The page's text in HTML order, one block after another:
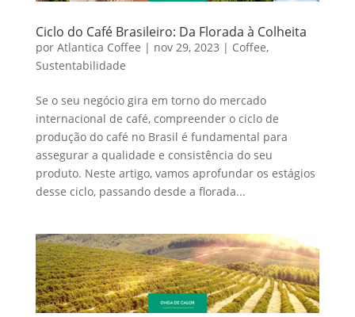
Ciclo do Café Brasileiro: Da Florada à Colheita
por Atlantica Coffee | nov 29, 2023 | Coffee,
Sustentabilidade
Se o seu negócio gira em torno do mercado
internacional de café, compreender o ciclo de
produção do café no Brasil é fundamental para
assegurar a qualidade e consistência do seu
produto. Neste artigo, vamos aprofundar os estágios
desse ciclo, passando desde a florada...